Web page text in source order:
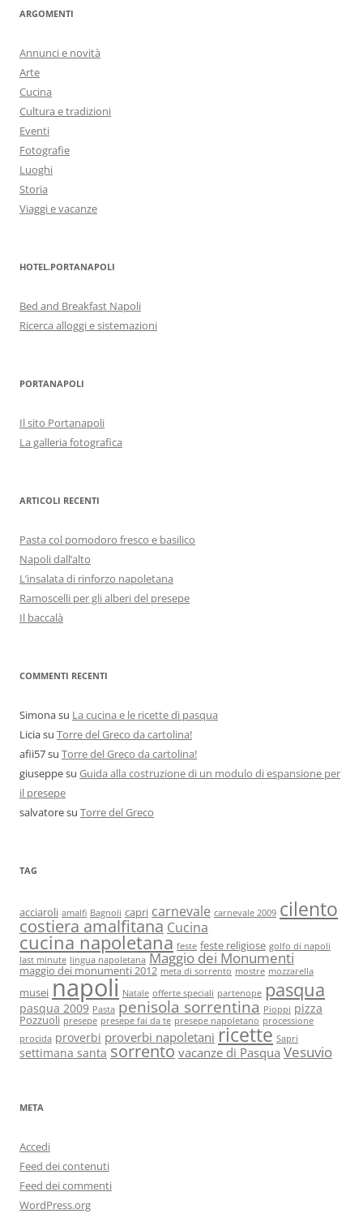
ARGOMENTI
Annunci e novità
Arte
Cucina
Cultura e tradizioni
Eventi
Fotografie
Luoghi
Storia
Viaggi e vacanze
HOTEL.PORTANAPOLI
Bed and Breakfast Napoli
Ricerca alloggi e sistemazioni
PORTANAPOLI
Il sito Portanapoli
La galleria fotografica
ARTICOLI RECENTI
Pasta col pomodoro fresco e basilico
Napoli dall’alto
L’insalata di rinforzo napoletana
Ramoscelli per gli alberi del presepe
Il baccalà
COMMENTI RECENTI
Simonasu La cucina e le ricette di pasqua
Liciasu Torre del Greco da cartolina!
afii57su Torre del Greco da cartolina!
giuseppesu Guida alla costruzione di un modulo di espansione per
il presepe
salvatoresu Torre del Greco
TAG
acciaroli amalfi Bagnoli capri carnevale carnevale 2009 cilento
costiera amalfitana Cucina
cucina napoletana feste feste religiose golfo di napoli
last minute lingua napoletana Maggio dei Monumenti
maggio dei monumenti 2012 meta di sorrento mostre mozzarella
musei napoli Natale offerte speciali partenope pasqua
pasqua 2009 Pasta penisola sorrentina Pioppi pizza
Pozzuoli presepe presepe fai da te presepe napoletano processione
procida proverbi proverbi napoletani ricette Sapri
settimana santa sorrento vacanze di Pasqua Vesuvio
META
Accedi
Feed dei contenuti
Feed dei commenti
WordPress.org